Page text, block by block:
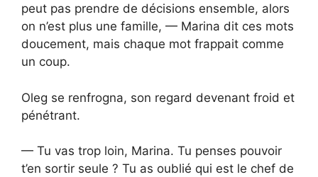
peut pas prendre de décisions ensemble, alors
on n’est plus une famille, — Marina dit ces mots
doucement, mais chaque mot frappait comme
un coup.
Oleg se renfrogna, son regard devenant froid et
pénétrant.
— Tu vas trop loin, Marina. Tu penses pouvoir
t’en sortir seule ? Tu as oublié qui est le chef de